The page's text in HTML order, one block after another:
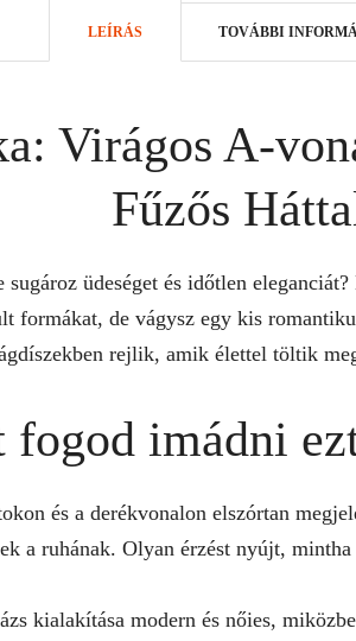
LEÍRÁS TOVÁBBI
Virágos A-
Fűzős
üdeséget és időtlen eleganciát?
formákat, de vágysz egy kis
rejlik, amik élettel töltik
imádni
és a derékvonalon elszórtan
a ruhának. Olyan érzést nyújt,
kialakítása modern és nőies,